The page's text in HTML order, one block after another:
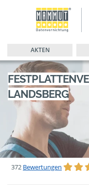
AKTEN
LANDSBERG
372 Bewertungen